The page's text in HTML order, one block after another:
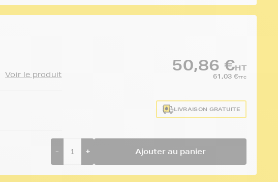
Voir le produit
50,86 €HT
61,03 €TTC
LIVRAISON GRATUITE
- + Ajouter au panier